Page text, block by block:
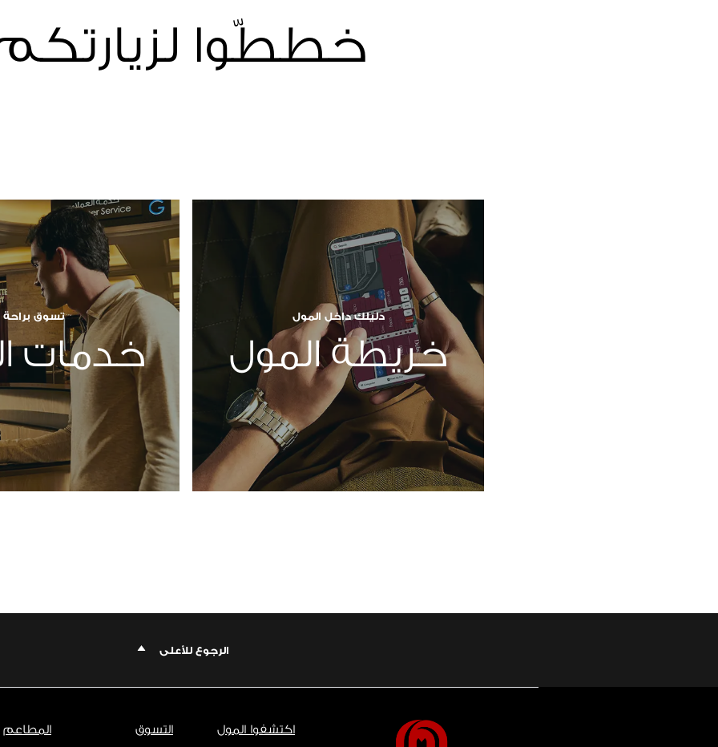
خططّوا
دليلك داخل المول
خريطة المول
تسوق براحة
خدمات
الرجوع للأعلى
اكتشفوا المول التسوق المطاعم